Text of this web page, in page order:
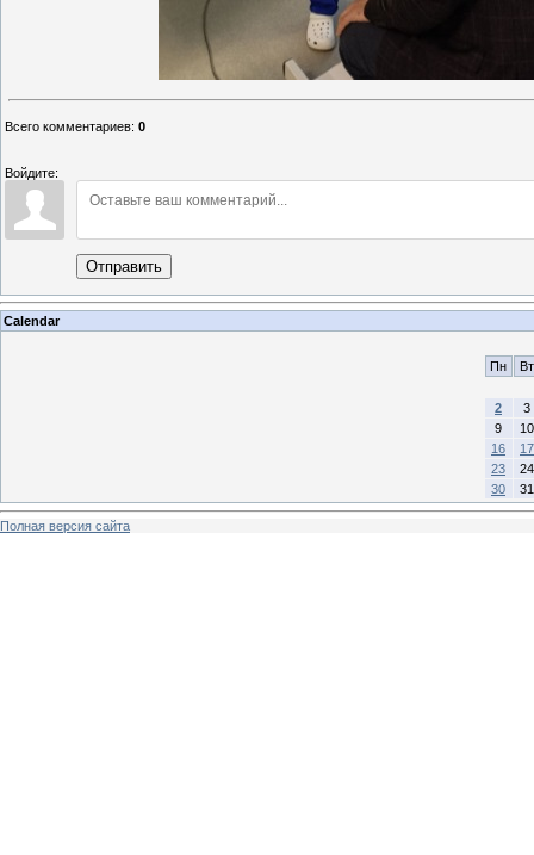
Всего комментариев: 0
Войдите:
Отправить
Calendar
Пн Вт
2
3
9
10
16
17
23
24
30
31
Полная версия сайта